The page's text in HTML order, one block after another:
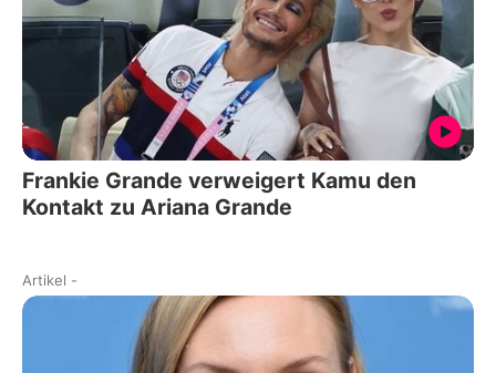
Frankie Grande verweigert Kamu den
Kontakt zu Ariana Grande
Artikel -